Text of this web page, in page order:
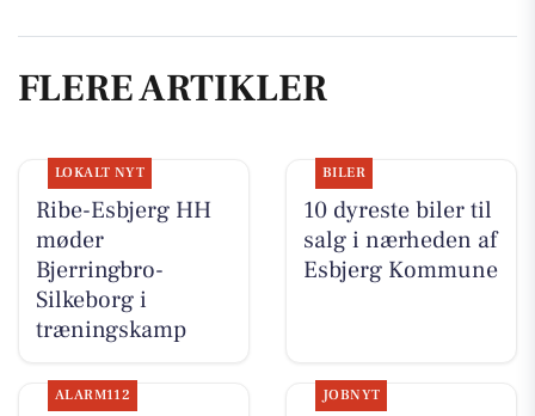
FLERE ARTIKLER
LOKALT NYT
Ribe-Esbjerg HH
møder
Bjerringbro-
Silkeborg i
træningskamp
BILER
10 dyreste biler til
salg i nærheden af
Esbjerg Kommune
ALARM112 JOBNYT